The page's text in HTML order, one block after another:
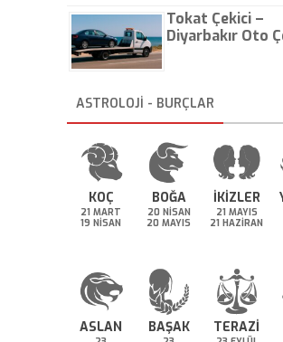
Tokat Çekici –
Diyarbakır Oto
ASTROLOJİ - BURÇLAR
KOÇ
21 MART
19 NİSAN
BOĞA
20 NİSAN
20 MAYIS
İKİZLER
21 MAYIS
21 HAZİRAN
ASLAN BAŞAK TERAZİ